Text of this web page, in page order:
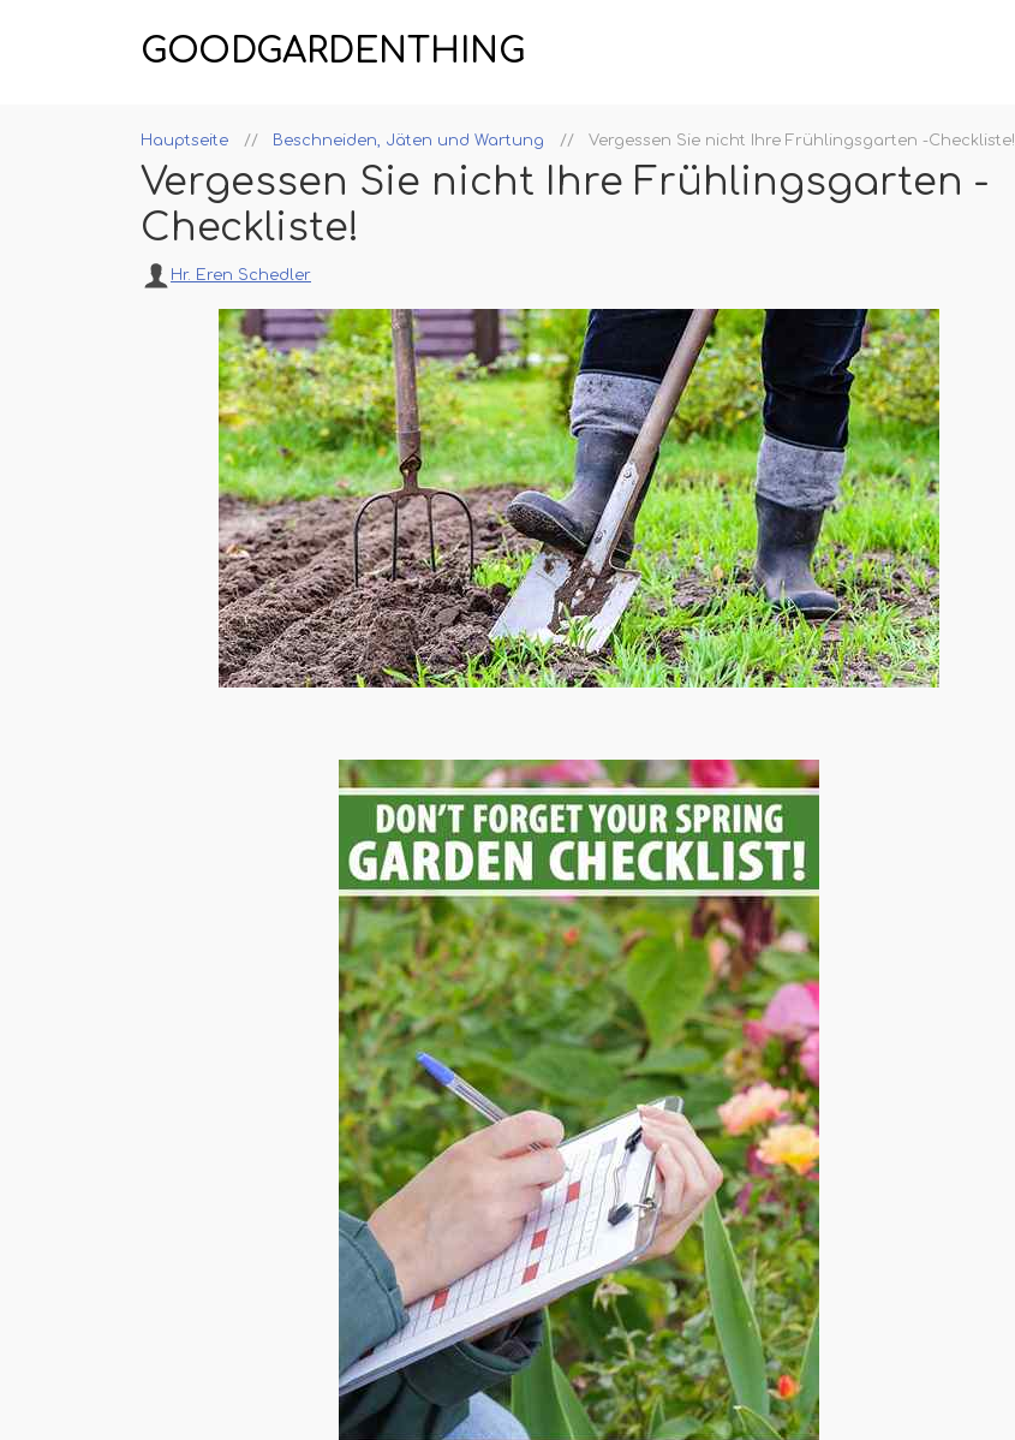
GOODGARDENTHING
Hauptseite Beschneiden, Jäten und Wartung Vergessen Sie nicht Ihre Frühlingsgarten -Checkliste!
Vergessen Sie nicht Ihre Frühlingsgarten -
Checkliste!
Hr. Eren Schedler